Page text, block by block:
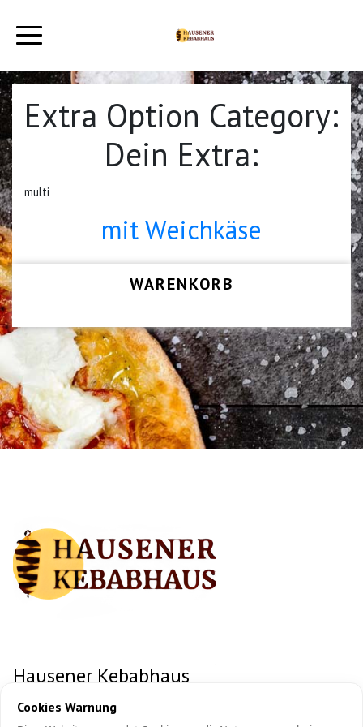
Extra Option Category:
Dein Extra:
multi
mit Weichkäse
WARENKORB
Hausener Kebabhaus
Raiffeisenstraße 14
74336 Brackenheim
Cookies Warnung